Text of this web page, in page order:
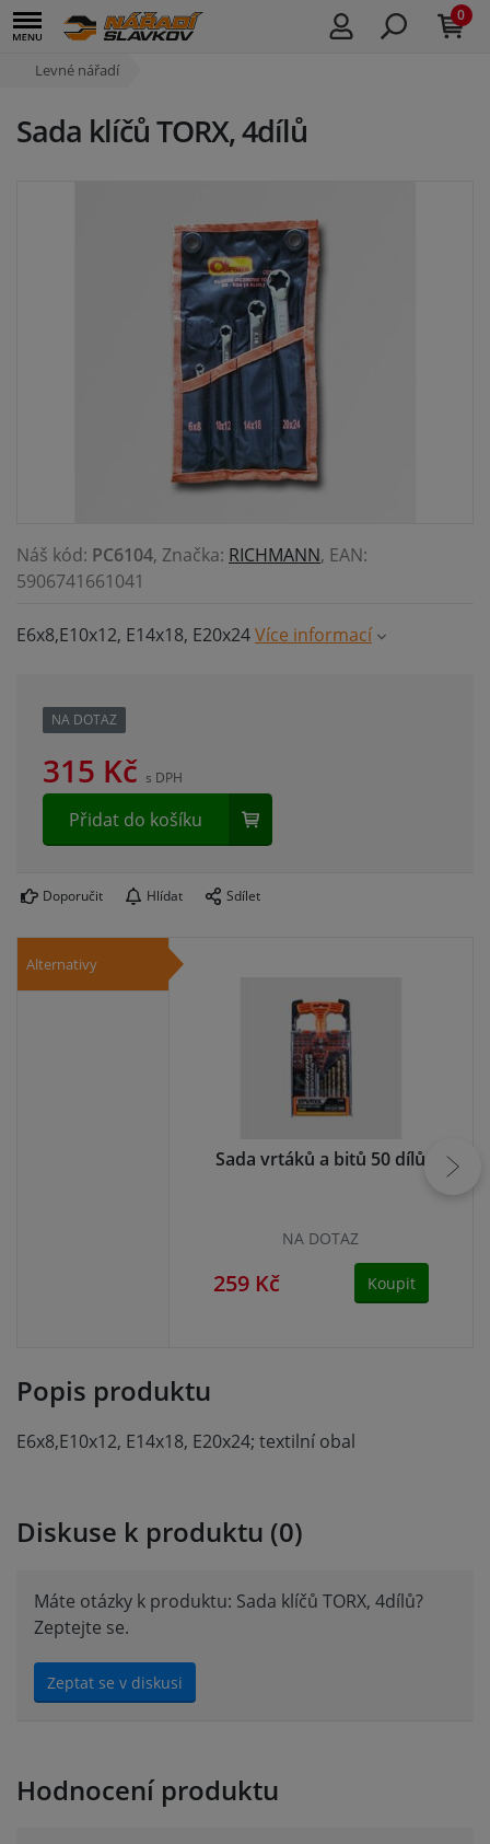
0
Levné nářadí
Sada klíčů TORX, 4dílů
Náš kód: PC6104, Značka: RICHMANN, EAN:
5906741661041
E6x8,E10x12, E14x18, E20x24Více informací
NA DOTAZ
315 Kč s DPH
Přidat do košíku
Doporučit Hlídat Sdílet
Alternativy
Sada vrtáků a bitů 50 dílů
NA DOTAZ
259 Kč Koupit
Popis produktu
E6x8,E10x12, E14x18, E20x24; textilní obal
Diskuse k produktu (0)
Máte otázky k produktu: Sada klíčů TORX, 4dílů?
Zeptejte se.
Zeptat se v diskusi
Hodnocení produktu